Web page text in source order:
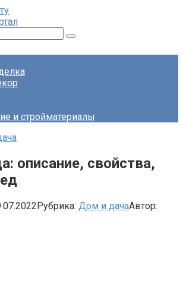
и стройматериалы
описание, свойства,
Рубрика: Дом и дачаАвтор: